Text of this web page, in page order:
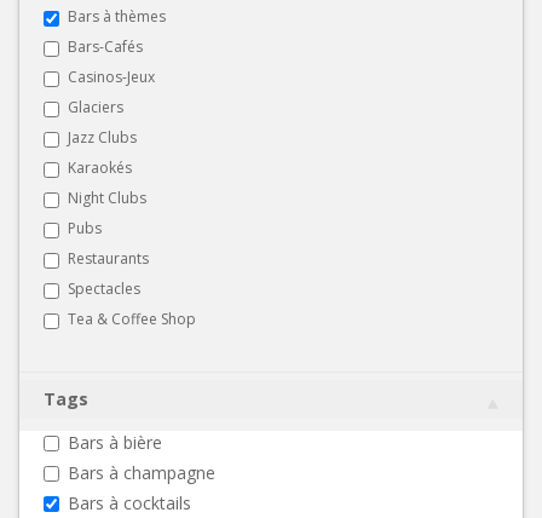
Bars à thèmes
Bars-Cafés
Casinos-Jeux
Glaciers
Jazz Clubs
Karaokés
Night Clubs
Pubs
Restaurants
Spectacles
Tea & Coffee Shop
Tags
Bars à bière
Bars à champagne
Bars à cocktails